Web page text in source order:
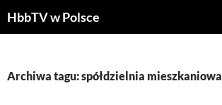
HbbTV w Polsce
Archiwa tagu: spółdzielnia mieszkaniowa